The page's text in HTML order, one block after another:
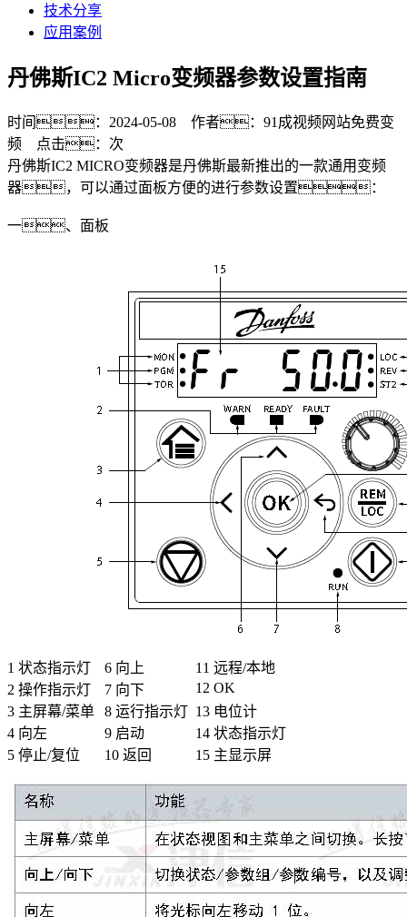
技术分享
应用案例
丹佛斯IC2 Micro变频器参数设置指南
时间：2024-05-08 作者：91成视频网站免费变
频 点击： 次
丹佛斯IC2 MICRO变频器是丹佛斯最新推出的一款通用变频
器，可以通过面板方便的进行参数设置：
一、面板
1 状态指示灯 6 向上
11 远程/本地
2 操作指示灯
7 向下
12 OK
3 主屏幕/菜单
8 运行指示灯 13 电位计
4 向左
9 启动
14 状态指示灯
5 停止/复位
10 返回 15 主显示屏